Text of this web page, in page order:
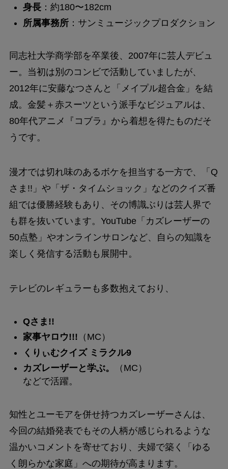
身長：約180〜182cm
所属事務所：サンミュージックプロダクション
同志社大学商学部を卒業後、2007年に芸人デビュ
ー。当初は別のコンビで活動していましたが、
2012年に安藤なつさんと「メイプル超合金」を結
成。金髪＋赤スーツという派手なビジュアルは、
80年代アニメ『コブラ』から着想を得たものだそ
うです。
漫才では切れ味のあるボケを担当する一方で、「Q
さま!!」や「ザ・タイムショック」などのクイズ番
組では優勝経験もあり、その博識ぶりは芸人界で
も群を抜いています。YouTube「カズレーザーの
50点塾」やオンラインサロンなど、自らの知識を
楽しく発信する活動も展開中。
テレビのレギュラーも多数抱えており、
Qさま!!
家事ヤロウ!!! （MC）
くりぃむクイズ ミラクル9
カズレーザーと学ぶ。
（MC）
などで活躍。
知性とユーモアを併せ持つカズレーザーさんは、
今回の結婚発表でもその人柄が感じられるような
温かいコメントを寄せており、夫婦で築く「ゆる
く朗らかな家庭」への期待が高まります。